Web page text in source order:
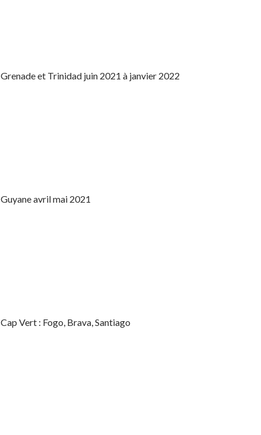
Grenade et Trinidad juin 2021 à janvier 2022
Guyane avril mai 2021
Cap Vert : Fogo, Brava, Santiago